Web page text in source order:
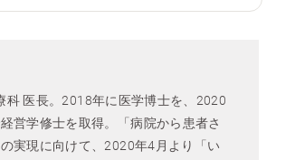
科 医長。2018年に医学博士を、2020
営学修士を取得。「病院から患者さ
実現に向けて、2020年4月より「い